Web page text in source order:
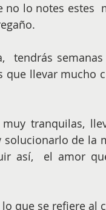
no lo notes estes
tendrás
que llevar mucho
tranquilas,
de la
así,  el amor
que se refiere al